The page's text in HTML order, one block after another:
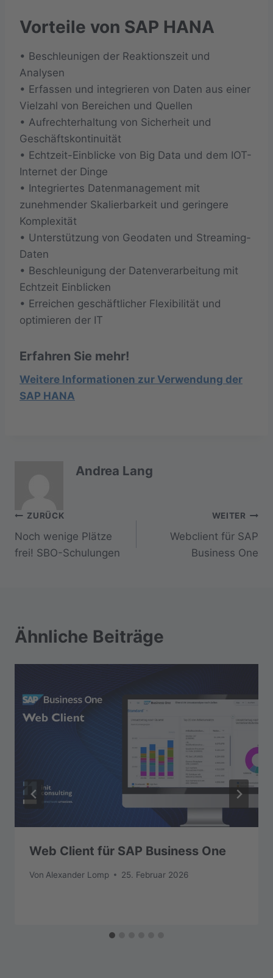
Vorteile von SAP HANA
• Beschleunigen der Reaktionszeit und
Analysen
• Erfassen und integrieren von Daten aus einer
Vielzahl von Bereichen und Quellen
• Aufrechterhaltung von Sicherheit und
Geschäftskontinuität
• Echtzeit-Einblicke von Big Data und dem IOT-
Internet der Dinge
• Integriertes Datenmanagement mit
zunehmender Skalierbarkeit und geringere
Komplexität
• Unterstützung von Geodaten und Streaming-
Daten
• Beschleunigung der Datenverarbeitung mit
Echtzeit Einblicken
• Erreichen geschäftlicher Flexibilität und
optimieren der IT
Erfahren Sie mehr!
Weitere Informationen zur Verwendung der
SAP HANA
Andrea Lang
Beitragsnavigation
ZURÜCK
Noch wenige Plätze
frei! SBO-Schulungen
WEITER
Webclient für SAP
Business One
Ähnliche Beiträge
Web Client für SAP Business One
Von Alexander Lomp 25. Februar 2026